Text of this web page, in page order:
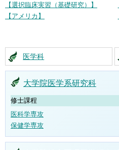
【選択臨床実習（基礎研究）】
【アメリカ】
医学科
大学院医学系研究科
修士課程
医科学専攻
保健学専攻